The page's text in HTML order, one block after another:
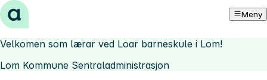
Hopp til innhold Meny
Velkomen som lærar ved Loar barneskule i Lom!
Lom Kommune Sentraladministrasjon